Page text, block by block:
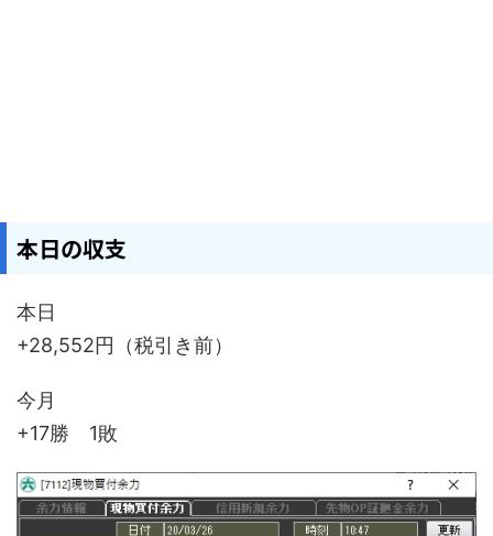
本日の収支
本日
+28,552円（税引き前）
今月
+17勝 1敗